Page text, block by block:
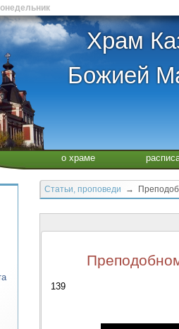
Храм
Божией
о храме
Статьи, проповеди →
139